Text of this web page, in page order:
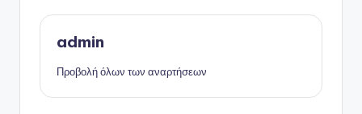
admin
Προβολή όλων των αναρτήσεων